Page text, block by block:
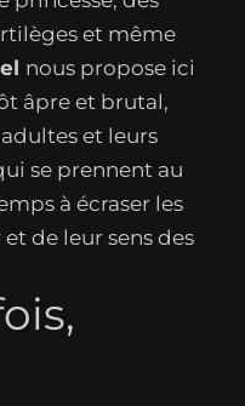
et même
nous propose ici
âpre et brutal,
et leurs
se prennent au
à écraser les
de leur sens des